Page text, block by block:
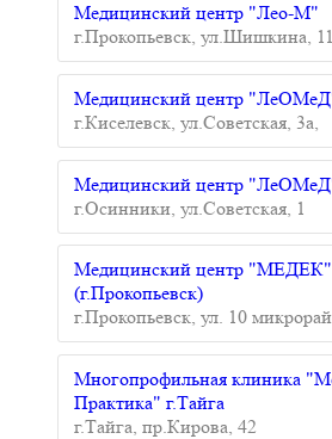
Медицинский центр "Лео-М"
г.Прокопьевск, ул.Шишкина,
Медицинский центр
г.Киселевск, ул.Советская, 3а,
Медицинский центр
г.Осинники, ул.Советская, 1
Медицинский центр "МЕДЕК"
(г.Прокопьевск)
г.Прокопьевск, ул. 10
Многопрофильная клиника
Практика" г.Тайга
г.Тайга, пр.Кирова, 42